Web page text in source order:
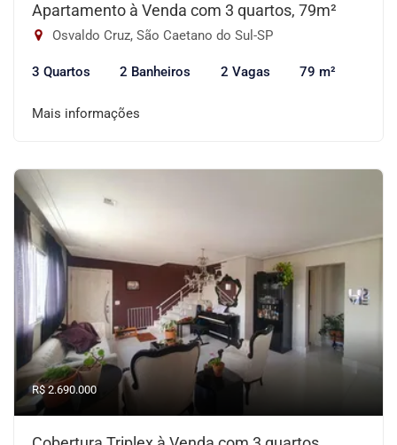
Apartamento à Venda com 3 quartos, 79m²
Osvaldo Cruz, São Caetano do Sul-SP
3 Quartos 2 Banheiros 2 Vagas 79 m²
Mais informações
R$ 2.690.000